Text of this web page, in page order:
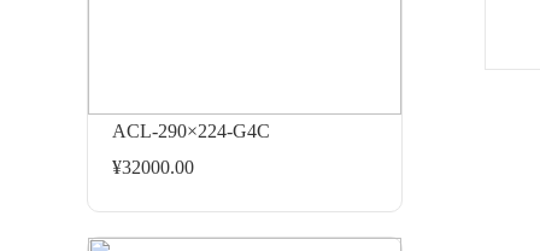
ACL-290×224-G4C
¥32000.00